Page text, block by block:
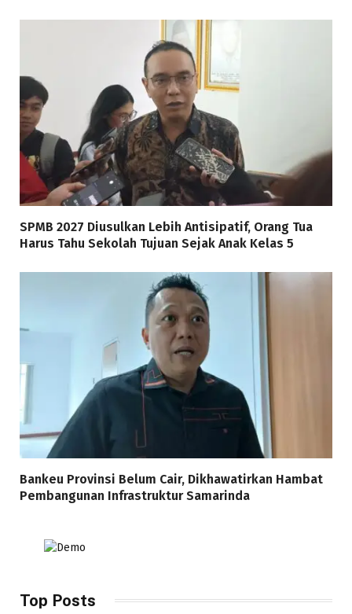
SPMB 2027 Diusulkan Lebih Antisipatif, Orang Tua
Harus Tahu Sekolah Tujuan Sejak Anak Kelas 5
Bankeu Provinsi Belum Cair, Dikhawatirkan Hambat
Pembangunan Infrastruktur Samarinda
Top Posts